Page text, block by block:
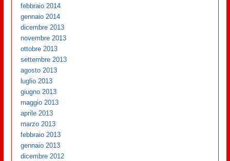
febbraio 2014
gennaio 2014
dicembre 2013
novembre 2013
ottobre 2013
settembre 2013
agosto 2013
luglio 2013
giugno 2013
maggio 2013
aprile 2013
marzo 2013
febbraio 2013
gennaio 2013
dicembre 2012